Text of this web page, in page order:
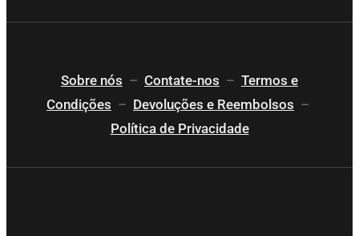
Sobre nós – Contate-nos – Termos e
Condições – Devoluções e Reembolsos –
Política de Privacidade